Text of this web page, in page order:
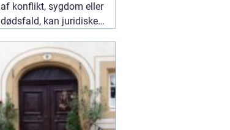
af konflikt, sygdom eller
dødsfald, kan juridiske
sig store. Mange oplever,
at de både skal håndtere
følelser og praktiske
problemer på én gang.
Her kan en erfaren10
January 2026